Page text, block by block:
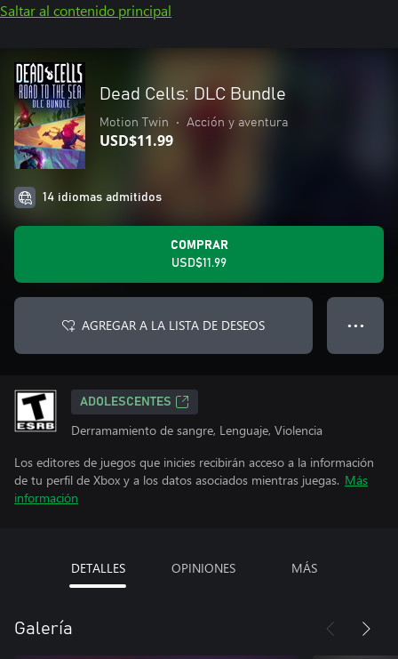
Saltar al contenido principal
Dead Cells: DLC Bundle
Motion Twin • Acción y aventura
USD$11.99
14 idiomas admitidos
COMPRAR
USD$11.99
AGREGAR A LA LISTA DE DESEOS ● ● ●
ADOLESCENTES
Derramamiento de sangre, Lenguaje, Violencia
Los editores de juegos que inicies recibirán acceso a la información
de tu perfil de Xbox y a los datos asociados mientras juegas. Más
información
DETALLES OPINIONES MÁS
Galería